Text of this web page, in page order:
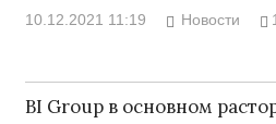
10.12.2021 11:19 Новости
BI Group в основном